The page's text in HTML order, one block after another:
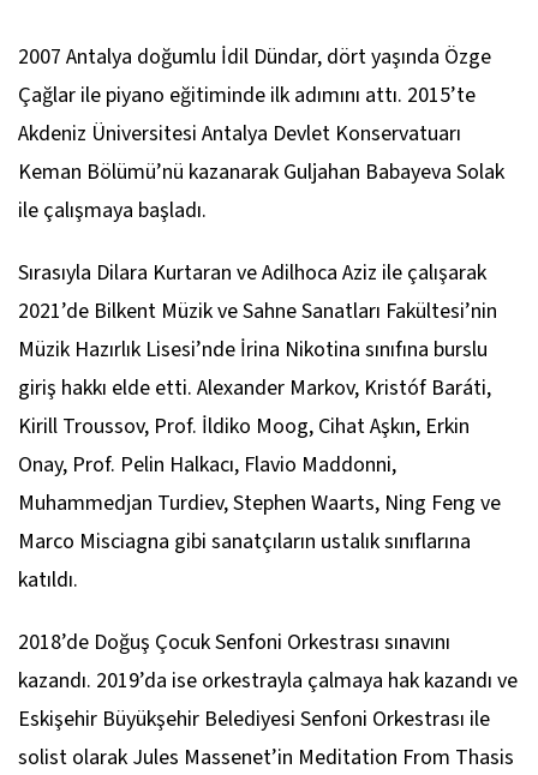
2007 Antalya doğumlu İdil Dündar, dört yaşında Özge
Çağlar ile piyano eğitiminde ilk adımını attı. 2015’te
Akdeniz Üniversitesi Antalya Devlet Konservatuarı
Keman Bölümü’nü kazanarak Guljahan Babayeva Solak
ile çalışmaya başladı.
Sırasıyla Dilara Kurtaran ve Adilhoca Aziz ile çalışarak
2021’de Bilkent Müzik ve Sahne Sanatları Fakültesi’nin
Müzik Hazırlık Lisesi’nde İrina Nikotina sınıfına burslu
giriş hakkı elde etti. Alexander Markov, Kristóf Baráti,
Kirill Troussov, Prof. İldiko Moog, Cihat Aşkın, Erkin
Onay, Prof. Pelin Halkacı, Flavio Maddonni,
Muhammedjan Turdiev, Stephen Waarts, Ning Feng ve
Marco Misciagna gibi sanatçıların ustalık sınıflarına
katıldı.
2018’de Doğuş Çocuk Senfoni Orkestrası sınavını
kazandı. 2019’da ise orkestrayla çalmaya hak kazandı ve
Eskişehir Büyükşehir Belediyesi Senfoni Orkestrası ile
solist olarak Jules Massenet’in Meditation From Thasis